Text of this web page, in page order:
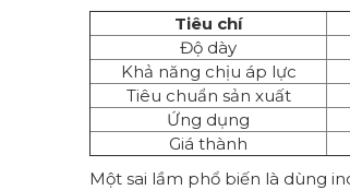
Tiêu chí
Độ dày
Khả năng chịu áp lực
Tiêu chuẩn sản xuất
Ứng dụng
Giá thành
Một sai lầm phổ biến là dùng